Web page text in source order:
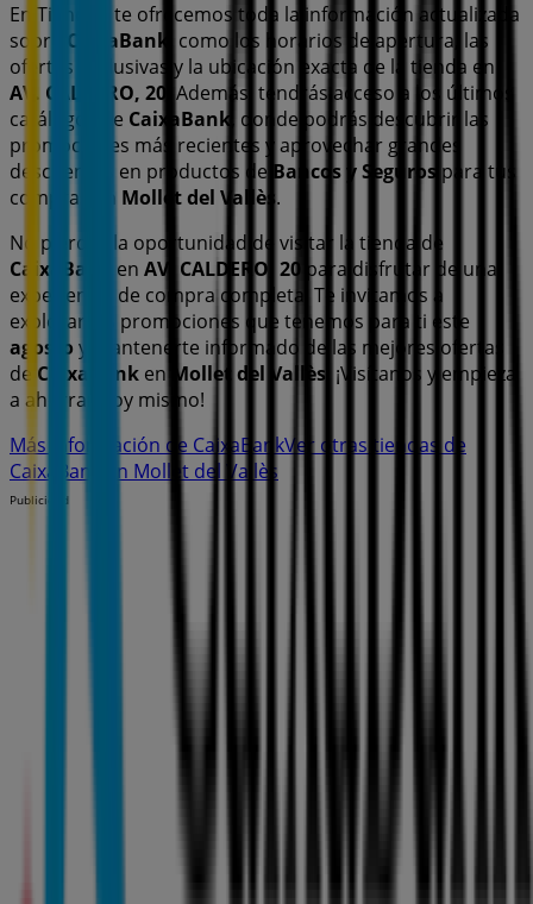
En Tiendeo te ofrecemos toda la información actualizada
sobre
CaixaBank , como los horarios de apertura, las
ofertas exclusivas y la ubicación exacta de la tienda en
AV. CALDERO, 20 . Además, tendrás acceso a los últimos
catálogos de CaixaBank , donde podrás descubrir las
promociones más recientes y aprovechar grandes
descuentos en productos de Bancos y Seguros para tus
compras en Mollet del Vallès.
No pierdas la oportunidad de visitar la tienda de
CaixaBank
en AV. CALDERO, 20 para disfrutar de una
experiencia de compra completa. Te invitamos a
explorar las promociones que tenemos para ti este
agosto y mantenerte informado de las mejores ofertas
de CaixaBank en Mollet del Vallès . ¡Visítanos y empieza
a ahorrar hoy mismo!
Más información de CaixaBankVer otras tiendas de
CaixaBank en Mollet del Vallès
Publicidad